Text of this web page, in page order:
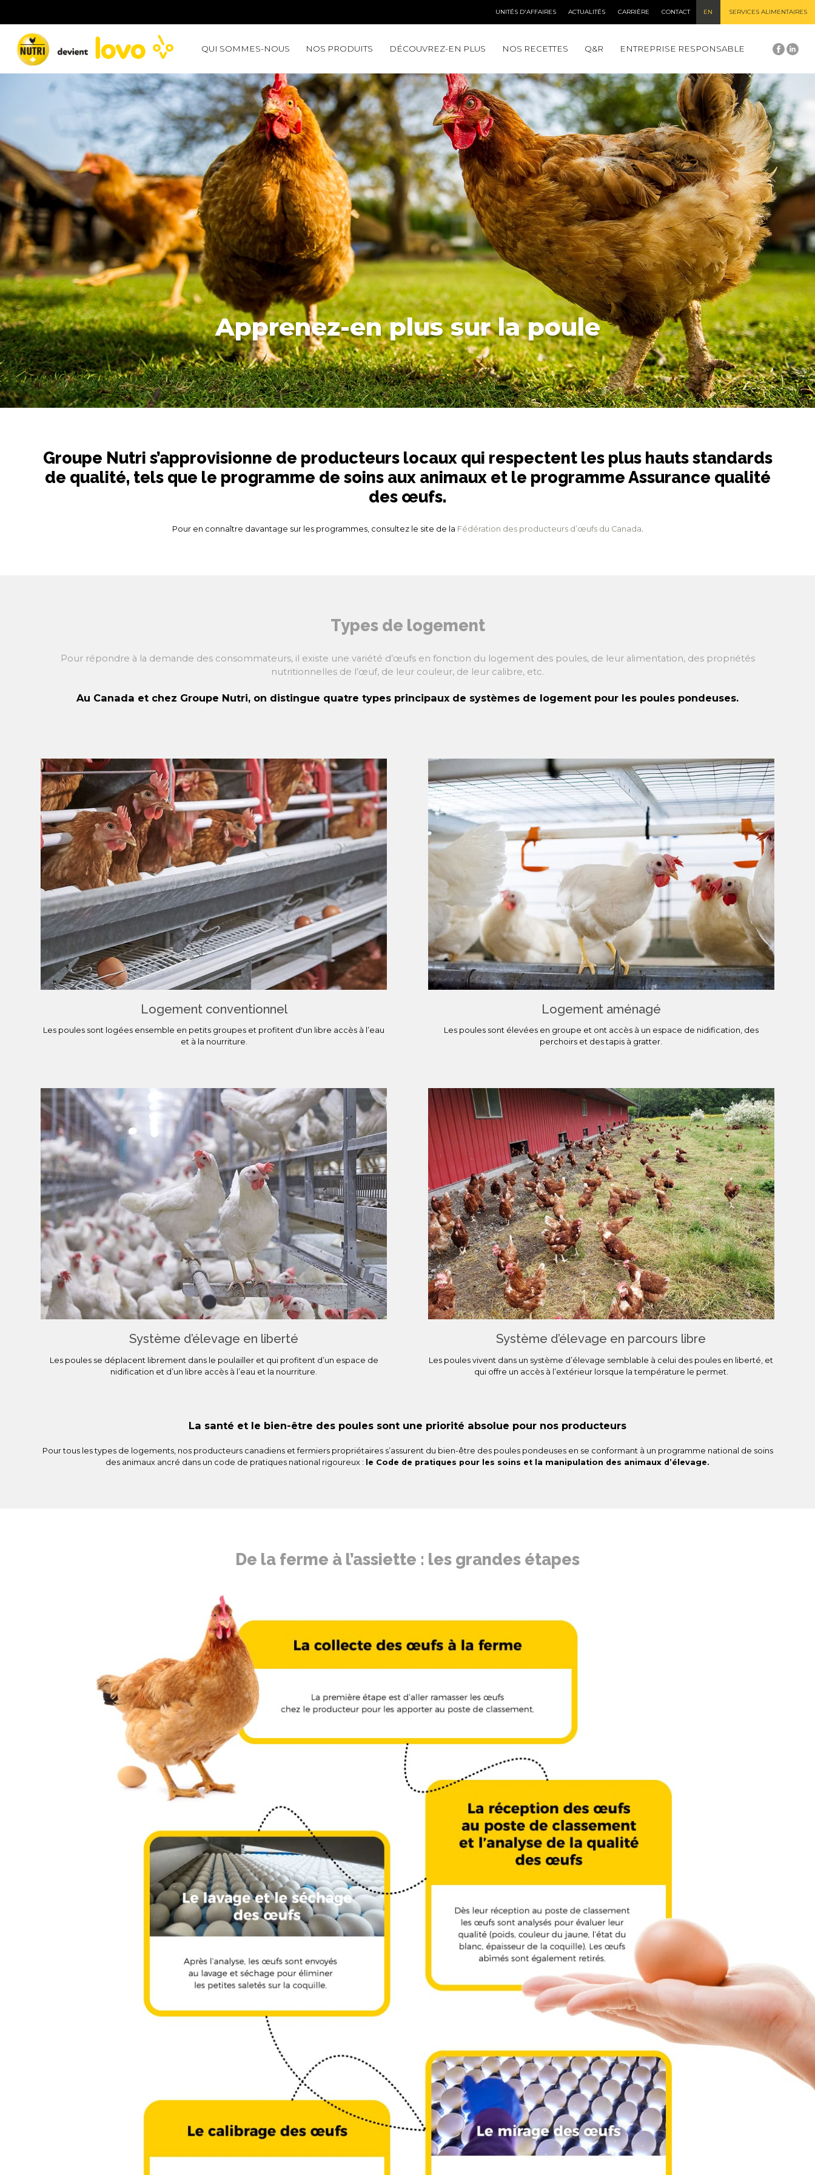
UNITÉS D'AFFAIRES ACTUALITÉS CARRIÈRE CONTACT EN SERVICES ALIMENTAIRES
QUI SOMMES-NOUS NOS PRODUITS DÉCOUVREZ-EN PLUS NOS RECETTES Q&R ENTREPRISE RESPONSABLE
Apprenez-en plus sur la poule
Groupe Nutri s’approvisionne de producteurs locaux qui respectent les plus hauts standards
de qualité, tels que le programme de soins aux animaux et le programme Assurance qualité
des œufs.
Pour en connaître davantage sur les programmes, consultez le site de la Fédération des producteurs d’œufs du Canada.
Types de logement
Pour répondre à la demande des consommateurs, il existe une variété d’œufs en fonction du logement des poules, de leur alimentation, des propriétés
nutritionnelles de l’œuf, de leur couleur, de leur calibre, etc.
Au Canada et chez Groupe Nutri, on distingue quatre types principaux de systèmes de logement pour les poules pondeuses.
Logement conventionnel
Les poules sont logées ensemble en petits groupes et profitent d'un libre accès à l’eau
et à la nourriture.
Logement aménagé
Les poules sont élevées en groupe et ont accès à un espace de nidification, des
perchoirs et des tapis à gratter.
Système d’élevage en liberté
Les poules se déplacent librement dans le poulailler et qui profitent d’un espace de
nidification et d’un libre accès à l’eau et la nourriture.
Système d’élevage en parcours libre
Les poules vivent dans un système d’élevage semblable à celui des poules en liberté, et
qui offre un accès à l’extérieur lorsque la température le permet.
La santé et le bien-être des poules sont une priorité absolue pour nos producteurs
Pour tous les types de logements, nos producteurs canadiens et fermiers propriétaires s’assurent du bien-être des poules pondeuses en se conformant à un programme national de soins
des animaux ancré dans un code de pratiques national rigoureux : le Code de pratiques pour les soins et la manipulation des animaux d’élevage.
De la ferme à l’assiette : les grandes étapes